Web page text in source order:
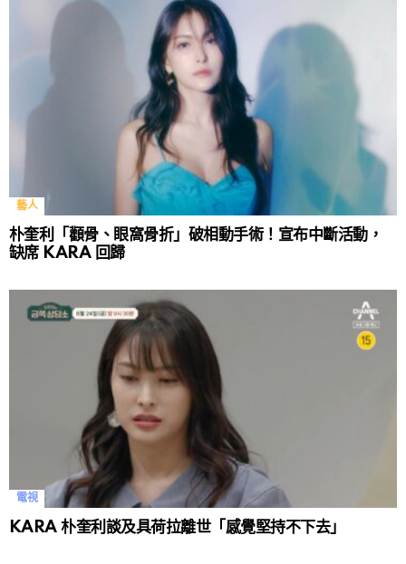
藝人
朴奎利「顴骨、眼窩骨折」破相動手術！宣布中斷活動，
缺席 KARA 回歸
電視
KARA 朴奎利談及具荷拉離世「感覺堅持不下去」